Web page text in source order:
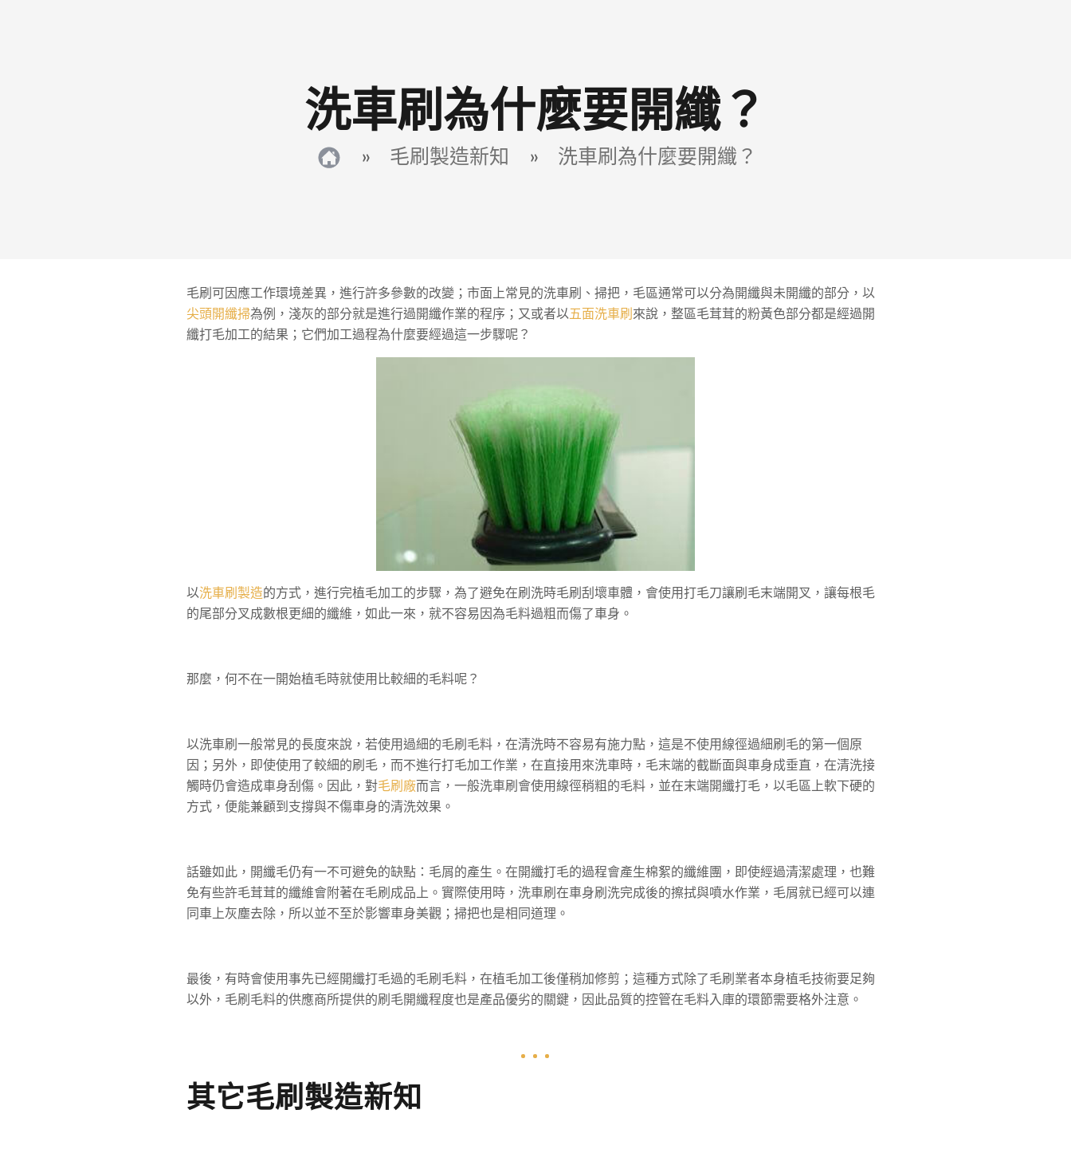
洗車刷為什麼要開纖？
» 毛刷製造新知 » 洗車刷為什麼要開纖？
毛刷可因應工作環境差異，進行許多參數的改變；市面上常見的洗車刷、掃把，毛區通常可以分為開纖與未開纖的部分，以
尖頭開纖掃為例，淺灰的部分就是進行過開纖作業的程序；又或者以五面洗車刷來說，整區毛茸茸的粉黃色部分都是經過開
纖打毛加工的結果；它們加工過程為什麼要經過這一步驟呢？
以洗車刷製造的方式，進行完植毛加工的步驟，為了避免在刷洗時毛刷刮壞車體，會使用打毛刀讓刷毛末端開叉，讓每根毛
的尾部分叉成數根更細的纖維，如此一來，就不容易因為毛料過粗而傷了車身。
那麼，何不在一開始植毛時就使用比較細的毛料呢？
以洗車刷一般常見的長度來說，若使用過細的毛刷毛料，在清洗時不容易有施力點，這是不使用線徑過細刷毛的第一個原
因；另外，即使使用了較細的刷毛，而不進行打毛加工作業，在直接用來洗車時，毛末端的截斷面與車身成垂直，在清洗接
觸時仍會造成車身刮傷。因此，對毛刷廠而言，一般洗車刷會使用線徑稍粗的毛料，並在末端開纖打毛，以毛區上軟下硬的
方式，便能兼顧到支撐與不傷車身的清洗效果。
話雖如此，開纖毛仍有一不可避免的缺點：毛屑的產生。在開纖打毛的過程會產生棉絮的纖維團，即使經過清潔處理，也難
免有些許毛茸茸的纖維會附著在毛刷成品上。實際使用時，洗車刷在車身刷洗完成後的擦拭與噴水作業，毛屑就已經可以連
同車上灰塵去除，所以並不至於影響車身美觀；掃把也是相同道理。
最後，有時會使用事先已經開纖打毛過的毛刷毛料，在植毛加工後僅稍加修剪；這種方式除了毛刷業者本身植毛技術要足夠
以外，毛刷毛料的供應商所提供的刷毛開纖程度也是產品優劣的關鍵，因此品質的控管在毛料入庫的環節需要格外注意。
其它毛刷製造新知